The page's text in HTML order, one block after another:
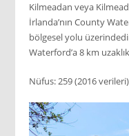
Kilmeadan veya
İrlanda’nın County
bölgesel yolu
Waterford’a 8 km
Nüfus: 259 (2016 verileri)